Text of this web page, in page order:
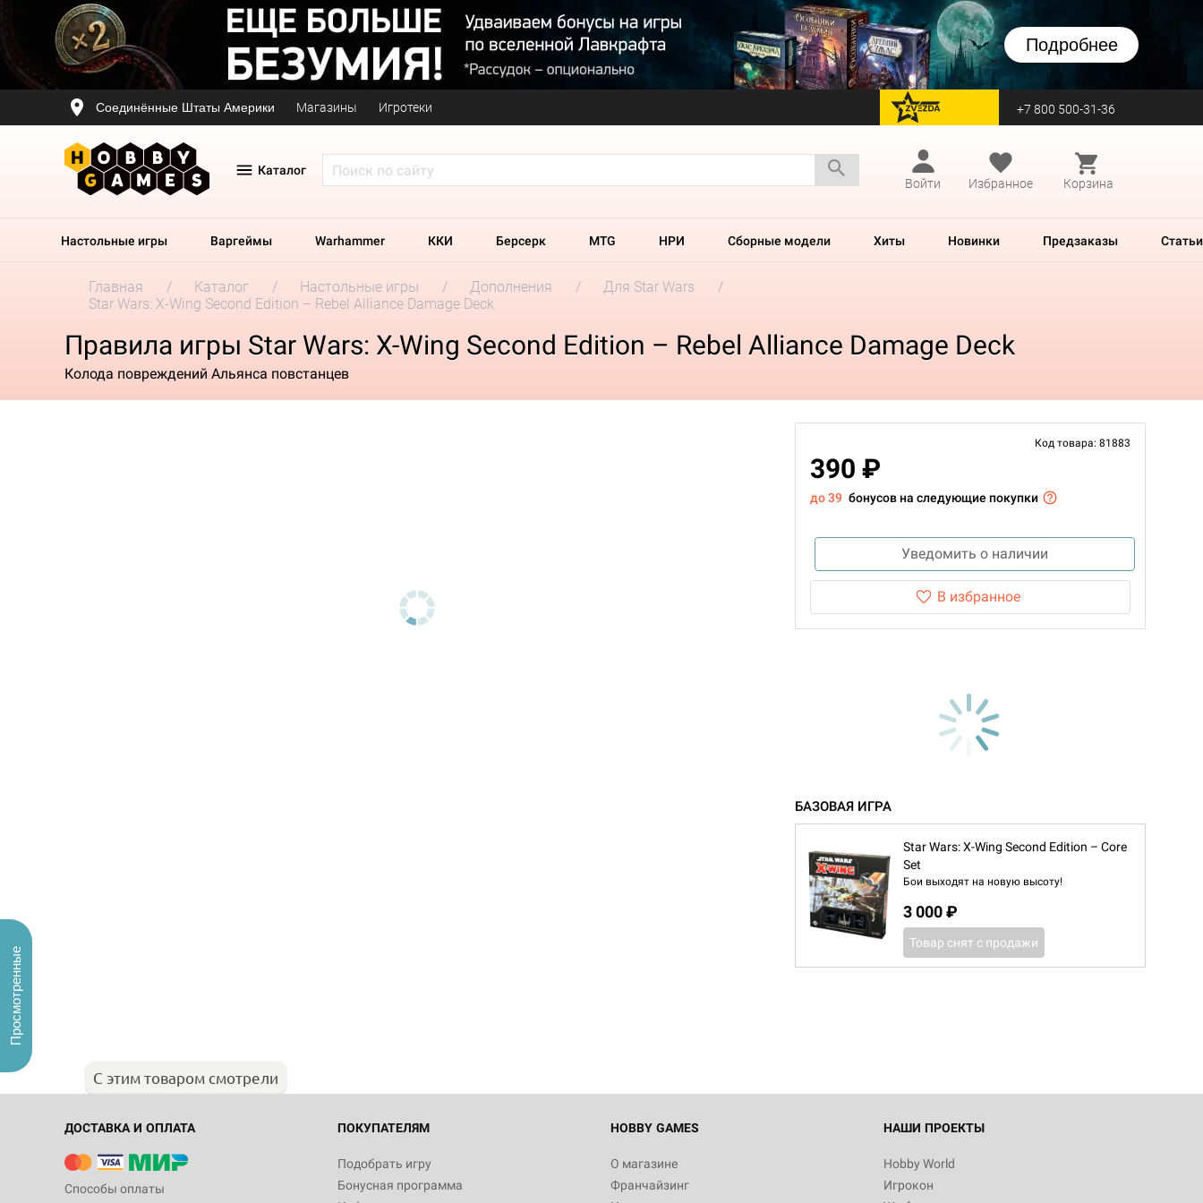
Подробнее
Соединённые Штаты Америки Магазины Игротеки перейти на Zvezda +7 800 500-31-36
Каталог
Войти
Избранное Корзина
Настольные игры Варгеймы Warhammer ККИ Берсерк MTG НРИ Сборные модели Хиты Новинки Предзаказы Статьи
Главная Каталог Настольные игры Дополнения
Для Star Wars
Star Wars: X-Wing Second Edition – Rebel Alliance Damage Deck
Правила игры Star Wars: X-Wing Second Edition – Rebel Alliance Damage Deck
Колода повреждений Альянса повстанцев
Код товара: 81883
390 ₽
до 39 бонусов на следующие покупки
Уведомить о наличии
В избранное
БАЗОВАЯ ИГРА
Star Wars: X-Wing Second Edition – Core
Set
Бои выходят на новую высоту!
3 000 ₽
Товар снят с продажи
С этим товаром смотрели
ДОСТАВКА И ОПЛАТА
Способы оплаты
ПОКУПАТЕЛЯМ
Подобрать игру
Бонусная программа
HOBBY GAMES
О магазине
Франчайзинг
НАШИ ПРОЕКТЫ
Hobby World
Игрокон
Просмотренные
империи: Боевая тревога
799